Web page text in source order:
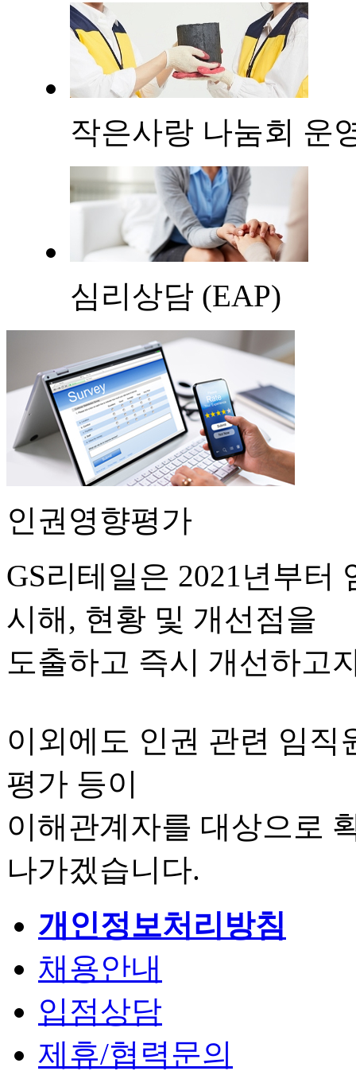
작은사랑 나눔회 운
심리상담 (EAP)
인권영향평가
GS리테일은 2021년부터
시해, 현황 및 개선점을
도출하고 즉시 개선하고
이외에도 인권 관련 임직
평가 등이
이해관계자를 대상으로
나가겠습니다.
개인정보처리방침
채용안내
입점상담
제휴/협력문의